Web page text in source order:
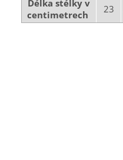
Délka stélky v
centimetrech
23